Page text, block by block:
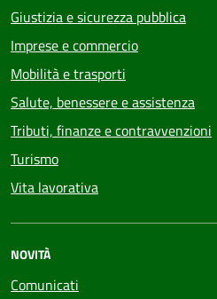
Giustizia e sicurezza pubblica
Imprese e commercio
Mobilità e trasporti
Salute, benessere e assistenza
Tributi, finanze e contravvenzioni
Turismo
Vita lavorativa
NOVITÀ
Comunicati